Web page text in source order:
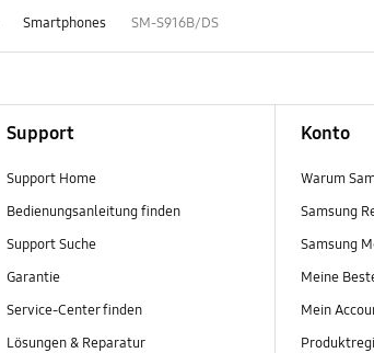
Smartphones SM-S916B/DS
Support
Support Home
Bedienungsanleitung finden
Support Suche
Garantie
Service-Center finden
Lösungen & Reparatur
Konto
Warum
Samsung
Samsung
Meine
Mein